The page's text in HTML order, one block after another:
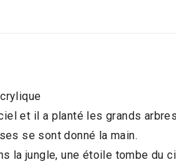
et il a planté les grands
se sont donné la main.
la jungle, une étoile tombe du